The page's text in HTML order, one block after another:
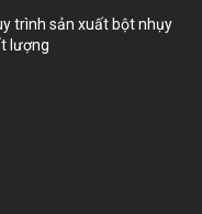
trình sản xuất bột nhụy
lượng